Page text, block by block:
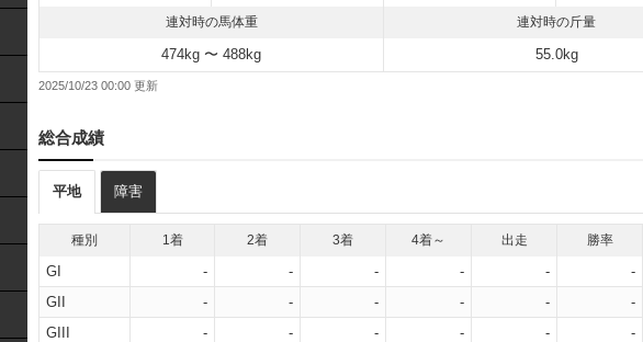
連対時の馬体重 連対時の斤量
474kg 〜 488kg 55.0kg
2025/10/23 00:00
総合成績
平地 障害
種別 1着 2着 3着 4着～ 出走 勝率
GI - - - - - -
GII
- - - - - -
GIII
- - - - - -